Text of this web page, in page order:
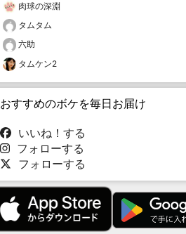
肉球の深淵
タムタム
六助
タムケン2
おすすめのボケを毎日お届け
いいね！する
フォローする
フォローする